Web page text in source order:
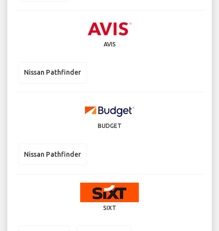
AVIS
Nissan Pathfinder
BUDGET
Nissan Pathfinder
SIXT